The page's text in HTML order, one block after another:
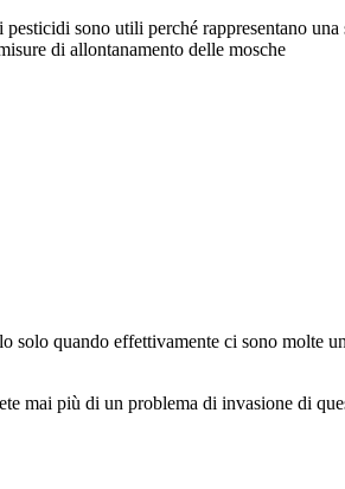
sono utili perché rappresentano una
di allontanamento delle mosche
quando effettivamente ci sono molte
mai più di un problema di invasione di